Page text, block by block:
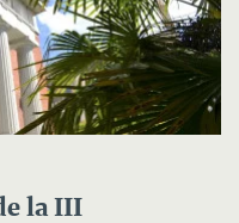
la III